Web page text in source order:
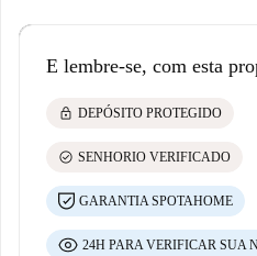
E lembre-se, com esta
lock DEPÓSITO PROTEGIDO
check_circle SENHORIO VERIFICADO
GARANTIA SPOTAHOME
24H PARA VERIFICAR SUA